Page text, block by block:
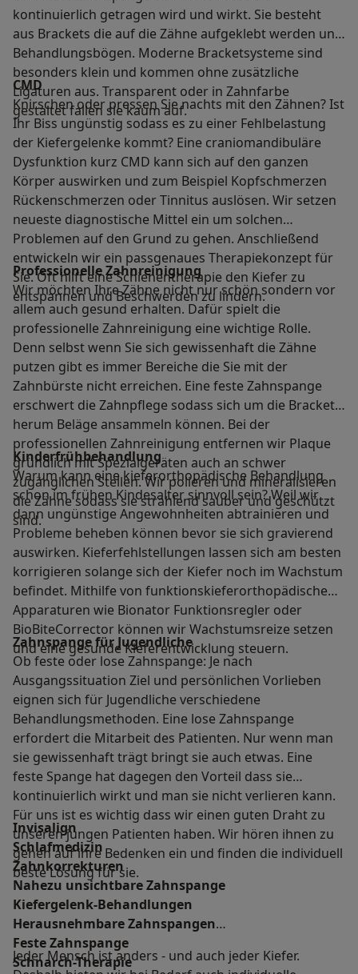
kontinuierlich getragen wird und wirkt. Sie besteht
aus Brackets die auf die Zähne aufgeklebt werden und
Behandlungsbögen. Moderne Bracketsysteme sind
besonders klein und kommen ohne zusätzliche
Ligaturen aus. Transparent oder in Zahnfarbe
gestaltet fallen sie kaum auf.
CMD
Knirschen oder pressen Sie nachts mit den Zähnen? Ist
Ihr Biss ungünstig sodass es zu einer Fehlbelastung
der Kiefergelenke kommt? Eine craniomandibuläre
Dysfunktion kurz CMD kann sich auf den ganzen
Körper auswirken und zum Beispiel Kopfschmerzen
Rückenschmerzen oder Tinnitus auslösen. Wir setzen
neueste diagnostische Mittel ein um solchen
Problemen auf den Grund zu gehen. Anschließend
entwickeln wir ein passgenaues Therapiekonzept für
Sie. Oft hilft eine Schienentherapie den Kiefer zu
entspannen und Beschwerden zu lindern.
Professionelle Zahnreinigung
Wir möchten Ihre Zähne nicht nur schön sondern vor
allem auch gesund erhalten. Dafür spielt die
professionelle Zahnreinigung eine wichtige Rolle.
Denn selbst wenn Sie sich gewissenhaft die Zähne
putzen gibt es immer Bereiche die Sie mit der
Zahnbürste nicht erreichen. Eine feste Zahnspange
erschwert die Zahnpflege sodass sich um die Brackets
herum Beläge ansammeln können. Bei der
professionellen Zahnreinigung entfernen wir Plaque
gründlich mit Spezialgeräten auch an schwer
zugänglichen Stellen. Wir polieren und mineralisieren
die Zähne sodass sie strahlend sauber und geschützt
sind.
Kinderfrühbehandlung
Warum kann eine kieferorthopädische Behandlung
schon im frühen Kindesalter sinnvoll sein? Weil wir
dann ungünstige Angewohnheiten abtrainieren und
Probleme beheben können bevor sie sich gravierend
auswirken. Kieferfehlstellungen lassen sich am besten
korrigieren solange sich der Kiefer noch im Wachstum
befindet. Mithilfe von funktionskieferorthopädischen
Apparaturen wie Bionator Funktionsregler oder
BioBiteCorrector können wir Wachstumsreize setzen
und eine gesunde Kieferentwicklung steuern.
Zahnspange für Jugendliche
Ob feste oder lose Zahnspange: Je nach
Ausgangssituation Ziel und persönlichen Vorlieben
eignen sich für Jugendliche verschiedene
Behandlungsmethoden. Eine lose Zahnspange
erfordert die Mitarbeit des Patienten. Nur wenn man
sie gewissenhaft trägt bringt sie auch etwas. Eine
feste Spange hat dagegen den Vorteil dass sie
kontinuierlich wirkt und man sie nicht verlieren kann.
Für uns ist es wichtig dass wir einen guten Draht zu
unseren jungen Patienten haben. Wir hören ihnen zu
gehen auf ihre Bedenken ein und finden die individuell
beste Lösung für sie.
Invisalign
Schlafmedizin
Zahnkorrekturen
Nahezu unsichtbare Zahnspange
Kiefergelenk-Behandlungen
Herausnehmbare Zahnspangen
Feste Zahnspange
Schnarch-Therapie
Jeder Mensch ist anders - und auch jeder Kiefer.